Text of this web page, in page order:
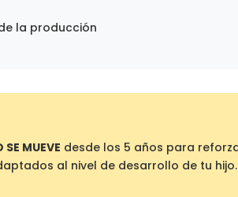
la producción
MUEVE desde los 5 años para
al nivel de desarrollo de tu hijo.